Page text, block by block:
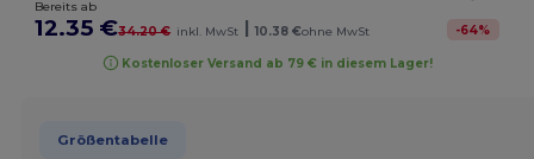
Bereits ab
12.35 €34.20 € inkl. MwSt | 10.38 €ohne MwSt -64%
Kostenloser Versand ab 79 € in diesem Lager!
Größentabelle